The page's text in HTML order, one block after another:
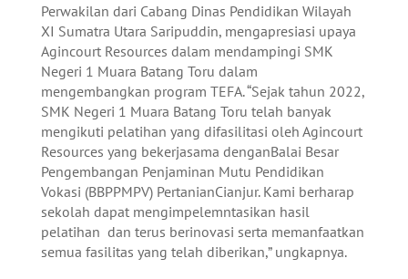
Perwakilan dari Cabang Dinas Pendidikan Wilayah
XI Sumatra Utara Saripuddin, mengapresiasi upaya
Agincourt Resources dalam mendampingi SMK
Negeri 1 Muara Batang Toru dalam
mengembangkan program TEFA. “Sejak tahun 2022,
SMK Negeri 1 Muara Batang Toru telah banyak
mengikuti pelatihan yang difasilitasi oleh Agincourt
Resources yang bekerjasama denganBalai Besar
Pengembangan Penjaminan Mutu Pendidikan
Vokasi (BBPPMPV) PertanianCianjur. Kami berharap
sekolah dapat mengimpelemntasikan hasil
pelatihan dan terus berinovasi serta memanfaatkan
semua fasilitas yang telah diberikan,” ungkapnya.